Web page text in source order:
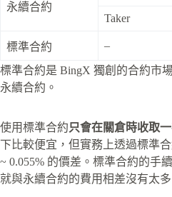
永續合約
Taker
標準合約 –
標準合約是 BingX 獨創的合約市
永續合約。
使用標準合約只會在關倉時收取
下比較便宜，但實務上透過標準
~ 0.055% 的價差。標準合約的手
就與永續合約的費用相差沒有太多